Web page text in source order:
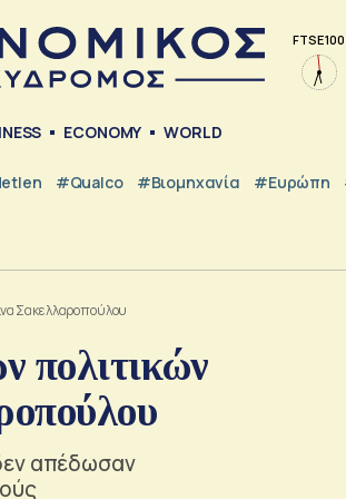
FTSE 100
ECONOMY WORLD
#Qualco #Βιομηχανία #Ευρώπη
Σακελλαροπούλου
πολιτικών
απέδωσαν